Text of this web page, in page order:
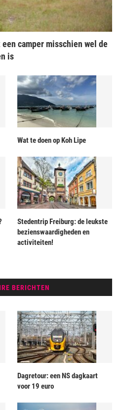
camper misschien wel de
is
Wat te doen op Koh Lipe
Stedentrip Freiburg: de leukste
bezienswaardigheden en
activiteiten!
BERICHTEN
Dagretour: een NS dagkaart
voor 19 euro